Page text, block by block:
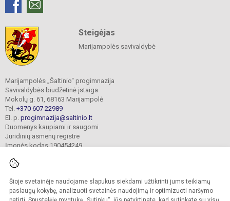
Šioje svetainėje naudojame slapukus siekdami užtikrinti jums teikiamų
paslaugų kokybę, analizuoti svetainės naudojimą ir optimizuoti naršymo
Steigėjas
Marijampolės savivaldybė
Marijampolės „Šaltinio“ progimnazija
Savivaldybės biudžetinė įstaiga
Mokolų g. 61, 68163 Marijampolė
Tel. +370 607 22989
El. p. progimnazija@saltinio.lt
Duomenys kaupiami ir saugomi
Juridinių asmenų registre
Įmonės kodas 190454249
© 2024. Marijampolės „Šaltinio“ progimnazija. Visos teisės saugomos.
Kopijuoti turinį be raštiško gimnazijos sutikimo griežtai draudžiama.